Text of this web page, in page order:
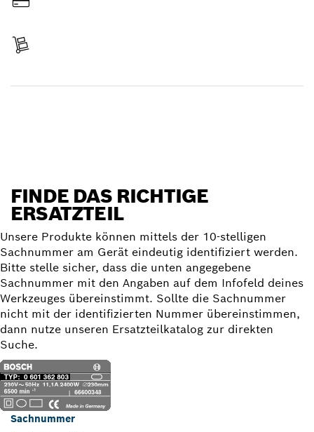
FINDE DAS RICHTIGE
ERSATZTEIL
Unsere Produkte können mittels der 10-stelligen
Sachnummer am Gerät eindeutig identifiziert werden.
Bitte stelle sicher, dass die unten angegebene
Sachnummer mit den Angaben auf dem Infofeld deines
Werkzeuges übereinstimmt. Sollte die Sachnummer
nicht mit der identifizierten Nummer übereinstimmen,
dann nutze unseren Ersatzteilkatalog zur direkten
Suche.
Sachnummer